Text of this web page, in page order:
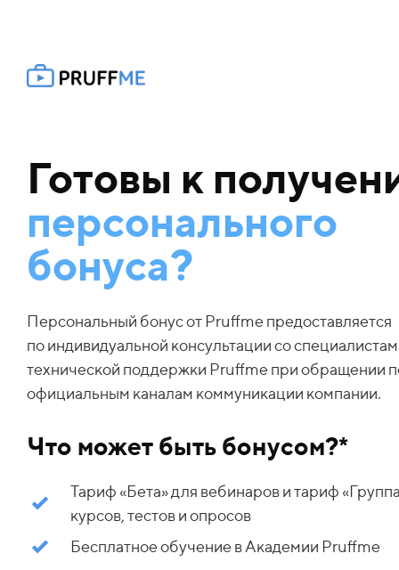
Готовы к
персонального
бонуса?
Персональный бонус от Pruffme предоставляется
по индивидуальной консультации со
технической поддержки Pruffme при обращении
официальным каналам коммуникации компании.
Что может быть бонусом?*
Тариф «Бета» для вебинаров и тариф «
курсов, тестов и опросов
Бесплатное обучение в Академии Pruffme